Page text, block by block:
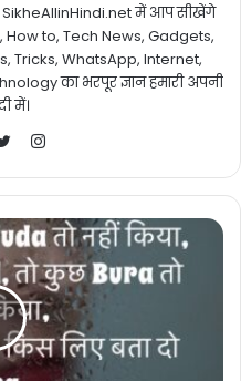
SikheAllinHindi.net में आप सीखेंगे
to, Tech News, Gadgets,
Tricks, WhatsApp, Internet,
का भरपूर ज्ञान हमारी अपनी
में।
Instagram